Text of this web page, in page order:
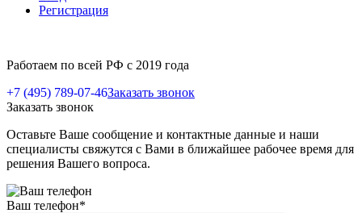
Регистрация
Работаем по всей РФ с 2019 года
+7 (495) 789-07-46Заказать звонок
Заказать звонок
Оставьте Ваше сообщение и контактные данные и наши
специалисты свяжутся с Вами в ближайшее рабочее время для
решения Вашего вопроса.
Ваш телефон*